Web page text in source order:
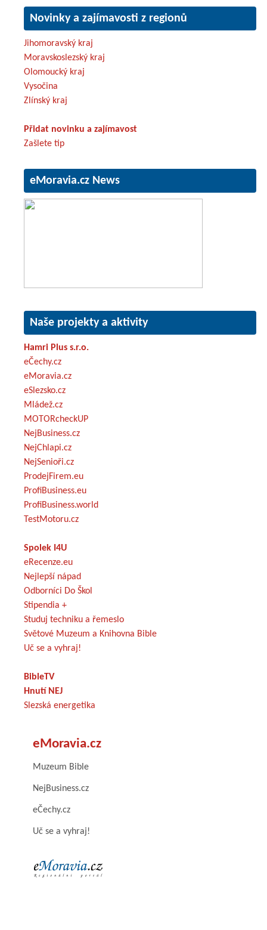
Novinky a zajímavosti z regionů
Jihomoravský kraj
Moravskoslezský kraj
Olomoucký kraj
Vysočina
Zlínský kraj
Přidat novinku a zajímavost
Zašlete tip
eMoravia.cz News
Naše projekty a aktivity
Hamri Plus s.r.o.
eČechy.cz
eMoravia.cz
eSlezsko.cz
Mládež.cz
MOTORcheckUP
NejBusiness.cz
NejChlapi.cz
NejSenioři.cz
ProdejFirem.eu
ProfiBusiness.eu
ProfiBusiness.world
TestMotoru.cz
Spolek I4U
eRecenze.eu
Nejlepší nápad
Odborníci Do Škol
Stipendia +
Studuj techniku a řemeslo
Světové Muzeum a Knihovna Bible
Uč se a vyhraj!
BibleTV
Hnutí NEJ
Slezská energetika
eMoravia.cz
Muzeum Bible
NejBusiness.cz
eČechy.cz
Uč se a vyhraj!